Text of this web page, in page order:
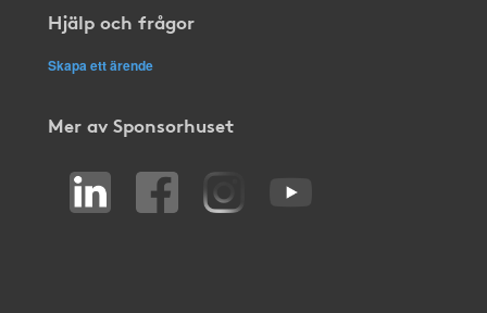
Hjälp och frågor
Skapa ett ärende
Mer av Sponsorhuset